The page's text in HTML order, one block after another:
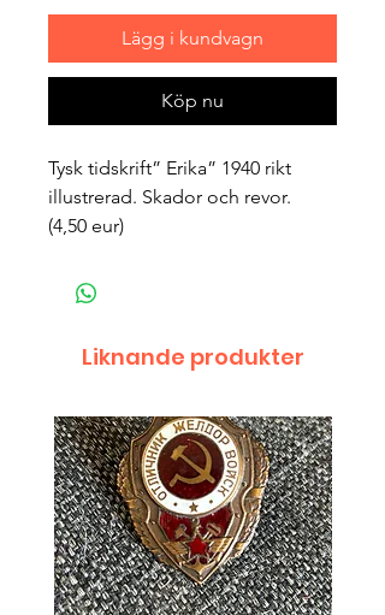
Lägg i kundvagn
Köp nu
Tysk tidskrift” Erika” 1940 rikt
illustrerad. Skador och revor.
(4,50 eur)
Liknande produkter